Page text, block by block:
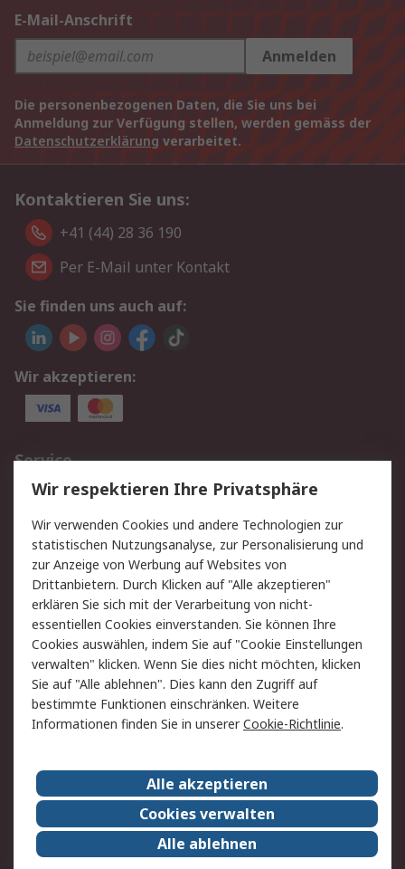
E-Mail-Anschrift
Anmelden
Die personenbezogenen Daten, die Sie uns bei
Anmeldung zur Verfügung stellen, werden gemäss der
Datenschutzerklärung verarbeitet.
Kontaktieren Sie uns:
+41 (44) 28 36 190
Per E-Mail unter Kontakt
Sie finden uns auch auf:
Wir akzeptieren:
Service
Value Added Services
Lieferlösungen
Rücksendungen
Kontakt
Hilfe
Rechtliches
AGB
Datenschutz
Cookie-Richtlinie
Zahlungsbedingungen
Copyright/Impressum
Über RS
Karriere bei RS
Nachhaltigkeit
Qualität/Umwelt/ZertifikatePresse-Center
Event-Center
Wir respektieren Ihre Privatsphäre
Wir verwenden Cookies und andere Technologien zur
statistischen Nutzungsanalyse, zur Personalisierung und
zur Anzeige von Werbung auf Websites von
Drittanbietern. Durch Klicken auf "Alle akzeptieren"
erklären Sie sich mit der Verarbeitung von nicht-
essentiellen Cookies einverstanden. Sie können Ihre
Cookies auswählen, indem Sie auf "Cookie Einstellungen
verwalten" klicken. Wenn Sie dies nicht möchten, klicken
Sie auf "Alle ablehnen". Dies kann den Zugriff auf
bestimmte Funktionen einschränken. Weitere
Informationen finden Sie in unsererCookie-Richtlinie.
Alle akzeptieren
Cookies verwalten
Alle ablehnen